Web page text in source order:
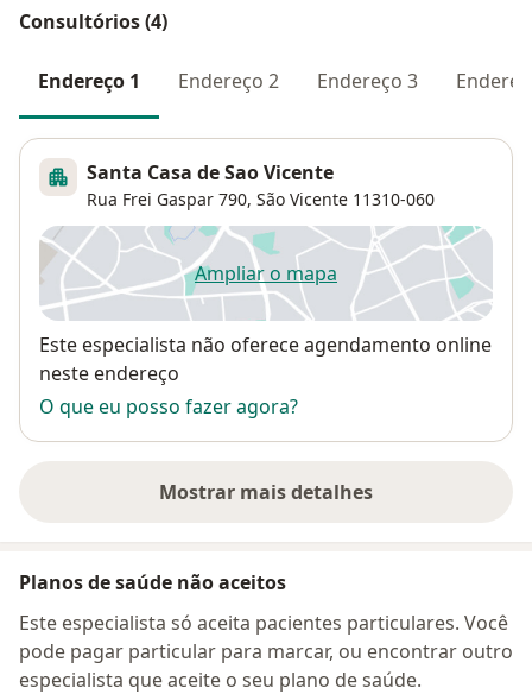
Consultórios (4)
Endereço 1 Endereço 2 Endereço 3
Santa Casa de Sao Vicente
Rua Frei Gaspar 790, São Vicente 11310-060
Ampliar o mapaabre num novo separador
Disponibilidade
Este especialista não oferece agendamento online
neste endereço
O que eu posso fazer agora?
Mostrar mais detalhes
sobre o endereço
Planos de saúde não aceitos
Este especialista só aceita pacientes particulares. Você
pode pagar particular para marcar, ou encontrar outro
especialista que aceite o seu plano de saúde.